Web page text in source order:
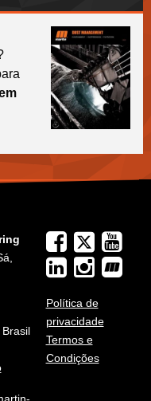
Política de
privacidade
Termos e
Condições